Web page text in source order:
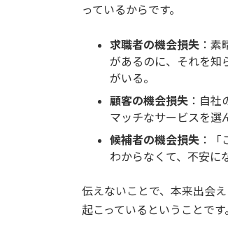
っているからです。
求職者の機会損失 ：素
があるのに、それを知
がいる。
顧客の機会損失 ：自
マッチなサービスを選
候補者の機会損失 ：
わからなくて、不安に
伝えないことで、本来出会
起こっているということで